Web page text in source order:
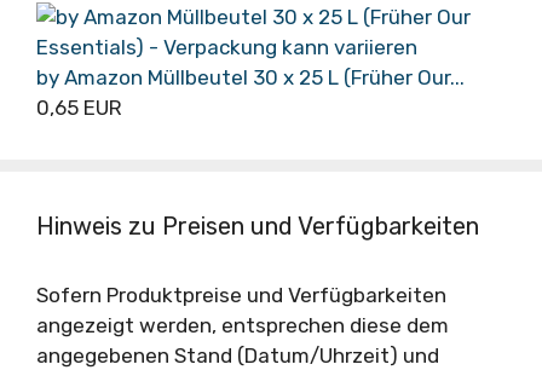
by Amazon Müllbeutel 30 x 25 L (Früher Our...
0,65 EUR
Hinweis zu Preisen und Verfügbarkeiten
Sofern Produktpreise und Verfügbarkeiten
angezeigt werden, entsprechen diese dem
angegebenen Stand (Datum/Uhrzeit) und